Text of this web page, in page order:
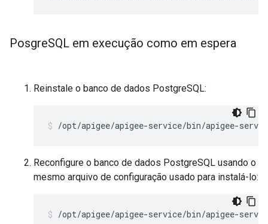
PosgreSQL em execução como em espera
Reinstale o banco de dados PostgreSQL:
/opt/apigee/apigee-service/bin/apigee-
Reconfigure o banco de dados PostgreSQL usando o
mesmo arquivo de configuração usado para instalá-lo:
/opt/apigee/apigee-service/bin/apigee-